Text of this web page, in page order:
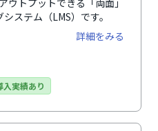
ウトプットできる「両面」
ステム（LMS）です。
詳細をみる
入実績あり